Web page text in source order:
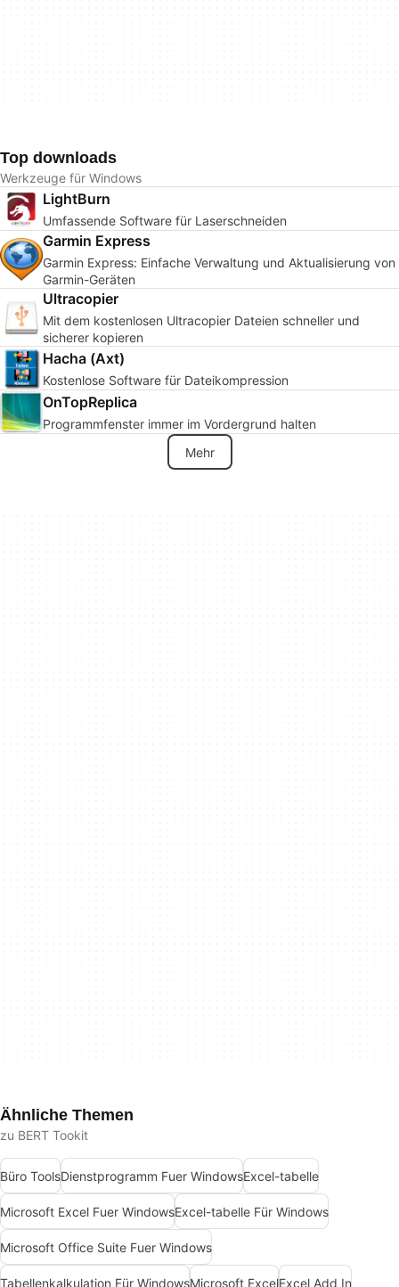
Top downloads
Werkzeuge für Windows
LightBurn
Umfassende Software für Laserschneiden
Garmin Express
Garmin Express: Einfache Verwaltung und Aktualisierung von
Garmin-Geräten
Ultracopier
Mit dem kostenlosen Ultracopier Dateien schneller und
sicherer kopieren
Hacha (Axt)
Kostenlose Software für Dateikompression
OnTopReplica
Programmfenster immer im Vordergrund halten
Mehr
Ähnliche Themen
zu BERT Tookit
Büro ToolsDienstprogramm Fuer WindowsExcel-tabelle
Microsoft Excel Fuer WindowsExcel-tabelle Für Windows
Microsoft Office Suite Fuer Windows
Tabellenkalkulation Für WindowsMicrosoft ExcelExcel Add In